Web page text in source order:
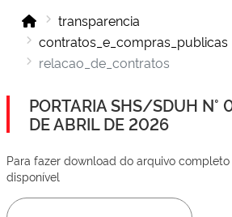
transparencia
contratos_e_compras_publicas
relacao_de_contratos
PORTARIA SHS/SDUH
DE ABRIL DE 2026
Para fazer download do arquivo
disponível